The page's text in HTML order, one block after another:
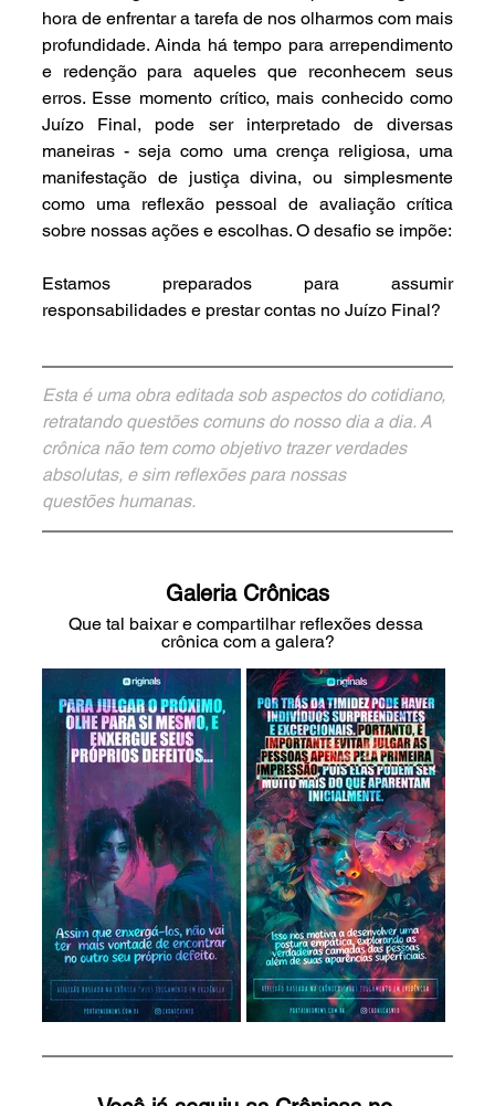
hora de enfrentar a tarefa de nos olharmos com mais
profundidade. Ainda há tempo para arrependimento
e redenção para aqueles que reconhecem seus
erros. Esse momento crítico, mais conhecido como
Juízo Final, pode ser interpretado de diversas
maneiras - seja como uma crença religiosa, uma
manifestação de justiça divina, ou simplesmente
como uma reflexão pessoal de avaliação crítica
sobre nossas ações e escolhas. O desafio se impõe:
Estamos preparados para assumir
responsabilidades e prestar contas no Juízo Final?
Esta é uma obra editada sob aspectos do cotidiano,
retratando questões comuns do nosso dia a dia. A
crônica não tem como objetivo trazer verdades
absolutas, e sim reflexões para nossas
questões humanas.
Galeria Crônicas
Que tal baixar e compartilhar reflexões dessa
crônica com a galera?